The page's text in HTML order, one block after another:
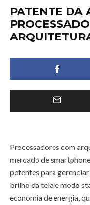
PATENTE DA
Processadores com
mercado de
potentes para
brilho da tela e modo
economia de energia,